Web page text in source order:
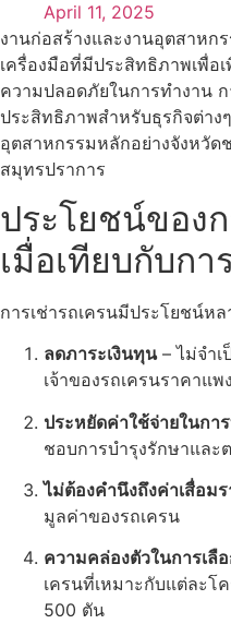
April 11, 2025
งานก่อสร้างและงานอุตสาหก
เครื่องมือที่มีประสิทธิภาพเพื่อ
ความปลอดภัยในการทำงาน ก
ประสิทธิภาพสำหรับธุรกิจต่าง
อุตสาหกรรมหลักอย่างจังหวัด
สมุทรปราการ
ประโยชน์ของ
เมื่อเทียบกับกา
การเช่ารถเครนมีประโยชน์ห
ลดภาระเงินทุน– ไม่จำเ
เจ้าของรถเครนราคาแพง
ประหยัดค่าใช้จ่ายในกา
ชอบการบำรุงรักษาและ
ไม่ต้องคำนึงถึงค่าเสื่อม
มูลค่าของรถเครน
ความคล่องตัวในการเลื
เครนที่เหมาะกับแต่ละโ
500 ตัน